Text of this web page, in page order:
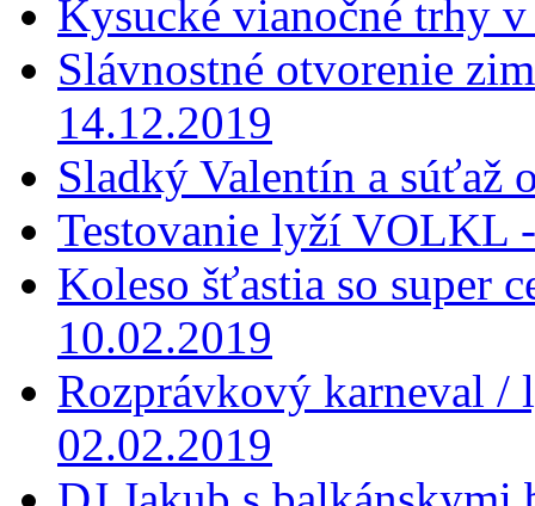
Kysucké vianočné trhy
Slávnostné otvorenie
14.12.2019
Sladký Valentín a súťaž
Testovanie lyží VOLKL
Koleso šťastia so super
10.02.2019
Rozprávkový karneval /
02.02.2019